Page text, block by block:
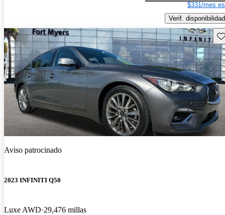
$331/mes
Verif. disponibilidad
Aviso patrocinado
2023 INFINITI Q50
Luxe AWD 29,476 millas